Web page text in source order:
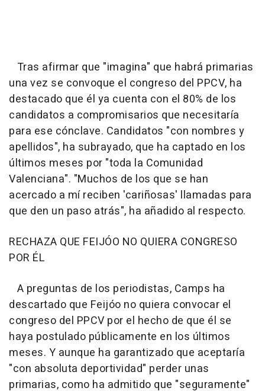
Tras afirmar que "imagina" que habrá primarias
una vez se convoque el congreso del PPCV, ha
destacado que él ya cuenta con el 80% de los
candidatos a compromisarios que necesitaría
para ese cónclave. Candidatos "con nombres y
apellidos", ha subrayado, que ha captado en los
últimos meses por "toda la Comunidad
Valenciana". "Muchos de los que se han
acercado a mí reciben 'cariñosas' llamadas para
que den un paso atrás", ha añadido al respecto.
RECHAZA QUE FEIJÓO NO QUIERA CONGRESO
POR ÉL
A preguntas de los periodistas, Camps ha
descartado que Feijóo no quiera convocar el
congreso del PPCV por el hecho de que él se
haya postulado públicamente en los últimos
meses. Y aunque ha garantizado que aceptaría
"con absoluta deportividad" perder unas
primarias, como ha admitido que "seguramente"